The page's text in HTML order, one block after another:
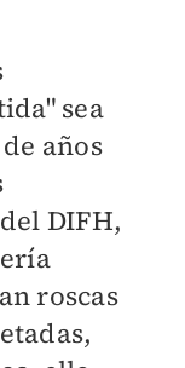
sea
años
DIFH,
roscas